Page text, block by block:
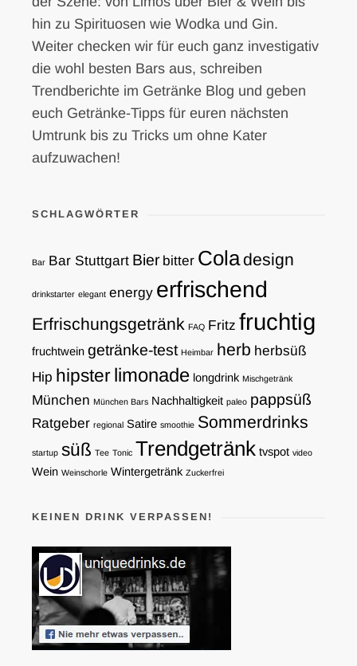
hin zu Spirituosen wie Wodka und Gin.
Weiter checken wir für euch ganz investigativ
die wohl besten Bars aus, schreiben
Trendberichte im Getränke Blog und geben
euch Getränke-Tipps für euren nächsten
Umtrunk bis zu Tricks um ohne Kater
aufzuwachen!
SCHLAGWÖRTER
Bar Bar Stuttgart Bier bitter Coladesign
drinkstarter elegant energy erfrischend
Erfrischungsgetränk FAQ Fritz fruchtig
fruchtwein getränke-test Heimbar herb herbsüß
Hip hipsterlimonade longdrink Mischgetränk
München München Bars Nachhaltigkeit paleo pappsüß
Ratgeber regional Satire smoothie Sommerdrinks
startup süß Tee Tonic Trendgetränk tvspot video
Wein Weinschorle Wintergetränk Zuckerfrei
KEINEN DRINK VERPASSEN!